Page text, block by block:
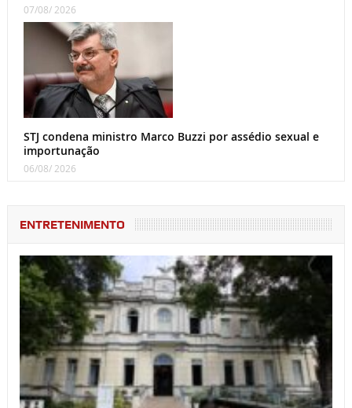
07/08/ 2026
STJ condena ministro Marco Buzzi por assédio sexual e
importunação
06/08/ 2026
ENTRETENIMENTO